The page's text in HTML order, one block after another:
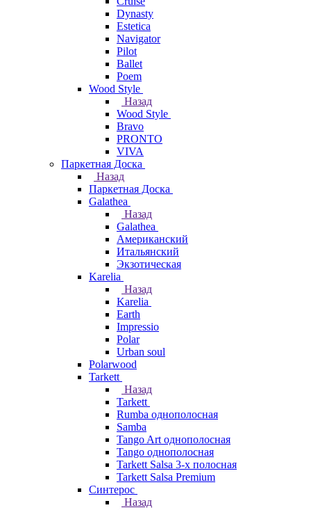
Dynasty
Estetica
Navigator
Pilot
Ballet
Poem
Wood Style
Назад
Wood Style
Bravo
PRONTO
VIVA
Паркетная Доска
Назад
Паркетная Доска
Galathea
Назад
Galathea
Американский
Итальянский
Экзотическая
Karelia
Назад
Karelia
Earth
Impressio
Polar
Urban soul
Polarwood
Tarkett
Назад
Tarkett
Rumba однополосная
Samba
Tango Art однополосная
Tango однополосная
Tarkett Salsa 3-х полосная
Tarkett Salsa Premium
Синтерос
Назад